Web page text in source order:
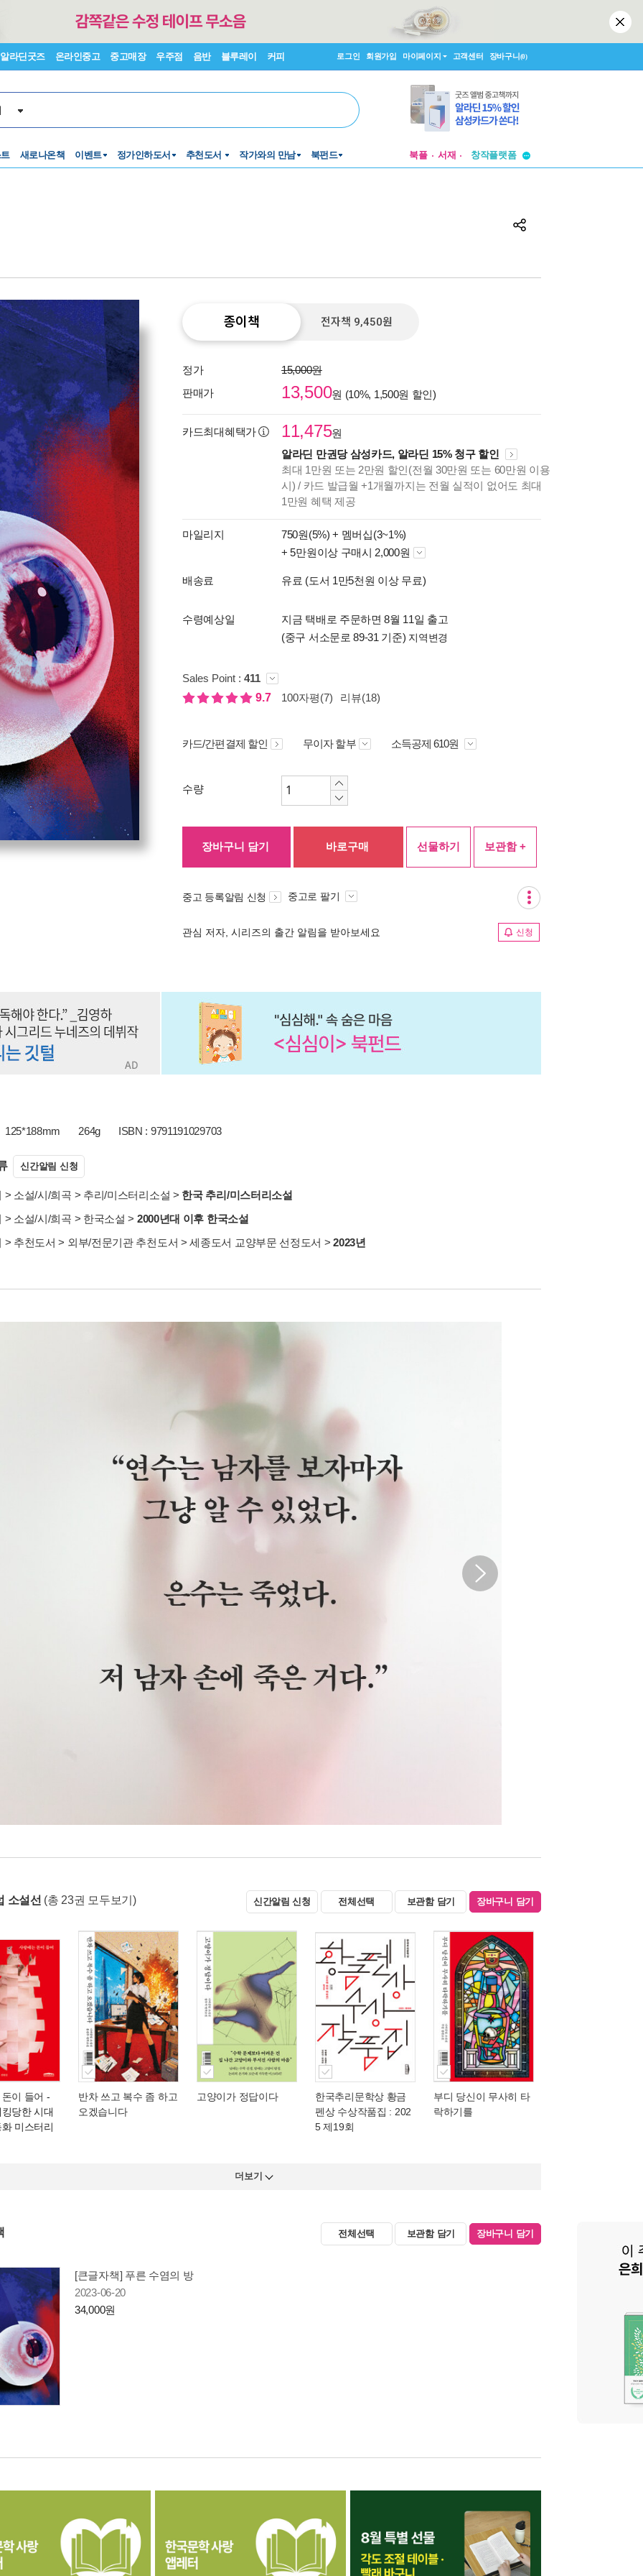
알라딘굿즈 온라인중고 중고매장 우주점 음반 블루레이 커피 로그인 회원가입 마이페이지 고객센터 장바구니(0)
새로나온책 이벤트 정가인하도서 추천도서 작가와의 만남 북펀드 북플 서재
창작플랫폼
종이책 전자책 9,450원
정가
15,000원
판매가
13,500원 (10%, 1,500원 할인)
카드최대혜택가 11,475원
알라딘 만권당 삼성카드, 알라딘 15% 청구 할인
최대 1만원 또는 2만원 할인(전월 30만원 또는 60만원 이용
시) / 카드 발급월 +1개월까지는 전월 실적이 없어도 최대
1만원 혜택 제공
마일리지 750원(5%) + 멤버십(3~1%)
+ 5만원이상 구매시 2,000원
배송료 유료 (도서 1만5천원 이상 무료)
수령예상일
지금 택배로 주문하면 8월 11일 출고
(중구 서소문로 89-31 기준) 지역변경
Sales Point : 411
9.7
100자평(7) 리뷰(18)
카드/간편결제 할인 무이자 할부 소득공제 610원
수량
장바구니 담기 바로구매 선물하기 보관함 +
중고 등록알림 신청 중고로 팔기
관심 저자, 시리즈의 출간 알림을 받아보세요 신청
125*188mm 264g ISBN : 9791191029703
신간알림 신청
> 소설/시/희곡 > 추리/미스터리소설 > 한국 추리/미스터리소설
> 소설/시/희곡 > 한국소설 > 2000년대 이후 한국소설
> 추천도서 > 외부/전문기관 추천도서 >세종도서 교양부문 선정도서 >2023년
소설선 (총 23권 모두보기) 신간알림 신청 전체선택 보관함 담기 장바구니 담기
이 들어 -
당한 시대
미스터리
반차 쓰고 복수 좀 하고
오겠습니다
고양이가 정답이다
한국추리문학상 황금
펜상 수상작품집 : 202
5 제19회
부디 당신이 무사히 타
락하기를
더보기
전체선택 보관함 담기 장바구니 담기
[큰글자책] 푸른 수염의 방
2023-06-20
34,000원